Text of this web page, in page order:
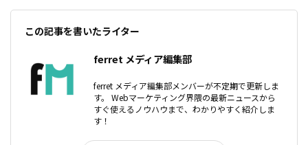
この記事を書いたライター
ferret メディア編集部
ferret メディア編集部メンバーが不定期で更新しま
す。 Webマーケティング界隈の最新ニュースから
すぐ使えるノウハウまで、わかりやすく紹介しま
す！